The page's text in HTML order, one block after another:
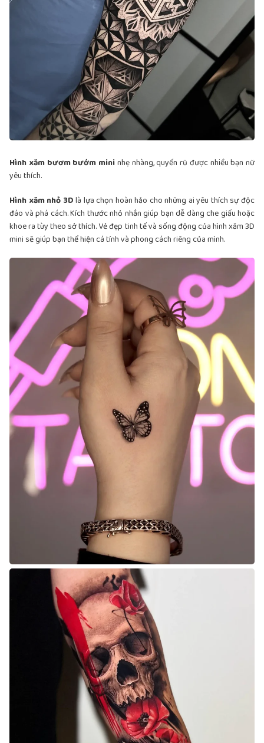
Hình xăm bươm bướm mininhẹ nhàng, quyến rũ được nhiều bạn nữ
yêu thích.
Hình xăm nhỏ 3Dlà lựa chọn hoàn hảo cho những ai yêu thích sự độc
đáo và phá cách. Kích thước nhỏ nhắn giúp bạn dễ dàng che giấu hoặc
khoe ra tùy theo sở thích. Vẻ đẹp tinh tế và sống động của hình xăm 3D
mini sẽ giúp bạn thể hiện cá tính và phong cách riêng của mình.